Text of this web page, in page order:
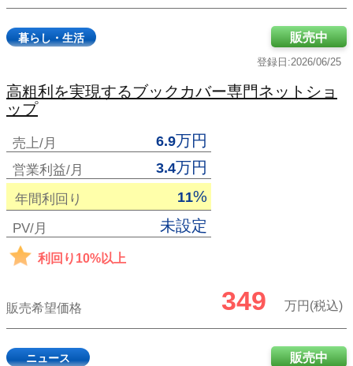
暮らし・生活
登録日:2026/06/25
販売中
高粗利を実現するブックカバー専門ネットショ
ップ
売上/月 6.9万円
営業利益/月 3.4万円
年間利回り 11%
PV/月 未設定
利回り10%以上
販売希望価格 349 万円(税込)
ニュース 販売中